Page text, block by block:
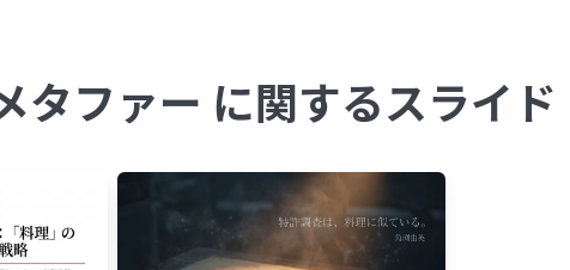
タファー に関するスライド